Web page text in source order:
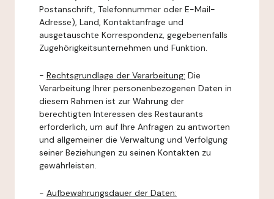
Postanschrift, Telefonnummer oder E-Mail-
Adresse), Land, Kontaktanfrage und
ausgetauschte Korrespondenz, gegebenenfalls
Zugehörigkeitsunternehmen und Funktion.
- Rechtsgrundlage der Verarbeitung: Die
Verarbeitung Ihrer personenbezogenen Daten in
diesem Rahmen ist zur Wahrung der
berechtigten Interessen des Restaurants
erforderlich, um auf Ihre Anfragen zu antworten
und allgemeiner die Verwaltung und Verfolgung
seiner Beziehungen zu seinen Kontakten zu
gewährleisten.
- Aufbewahrungsdauer der Daten: